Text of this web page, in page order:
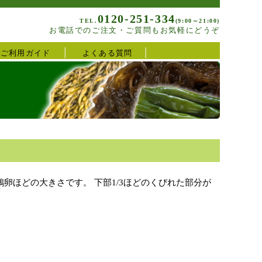
TEL. 0120-251-334(9:00～21:00)
お電話でのご注文・ご質問もお気軽にどうぞ
ほどの大きさです。 下部1/3ほどのくびれた部分が
ご利用ガイド よくある質問